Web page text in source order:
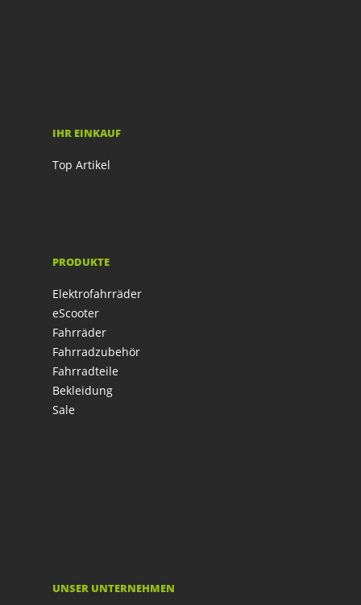
IHR EINKAUF
Top Artikel
PRODUKTE
Elektrofahrräder
eScooter
Fahrräder
Fahrradzubehör
Fahrradteile
Bekleidung
Sale
UNSER UNTERNEHMEN